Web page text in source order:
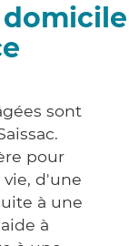
domicile
sont
pour
d'une
à une
à